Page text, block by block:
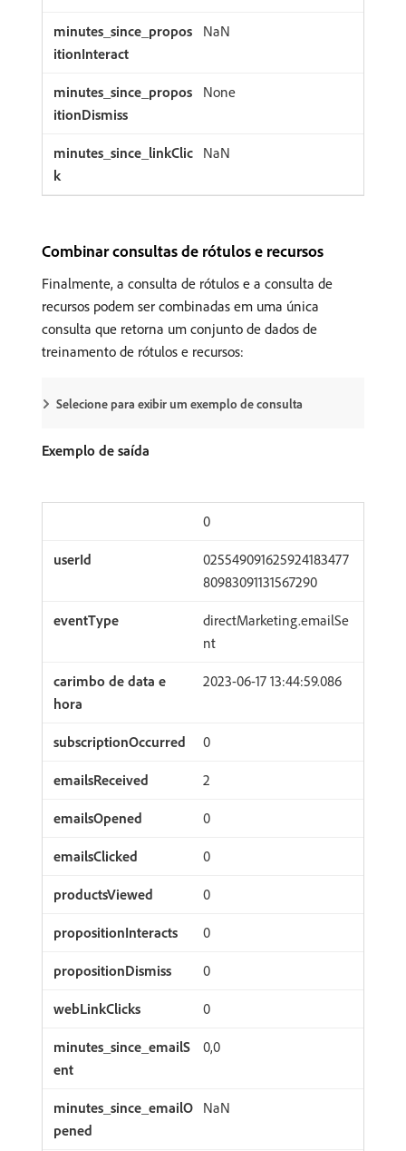
NaN
None
NaN
Combinar consultas de rótulos e recursos
Finalmente, a consulta de rótulos e a consulta de
recursos podem ser combinadas em uma única
consulta que retorna um conjunto de dados de
treinamento de rótulos e recursos:
Selecione para exibir um exemplo de consulta
Exemplo de saída
0
025549091625924183477
80983091131567290
directMarketing.emailSe
nt
2023-06-17 13:44:59.086
0
2
0
0
0
0
0
0
0,0
NaN